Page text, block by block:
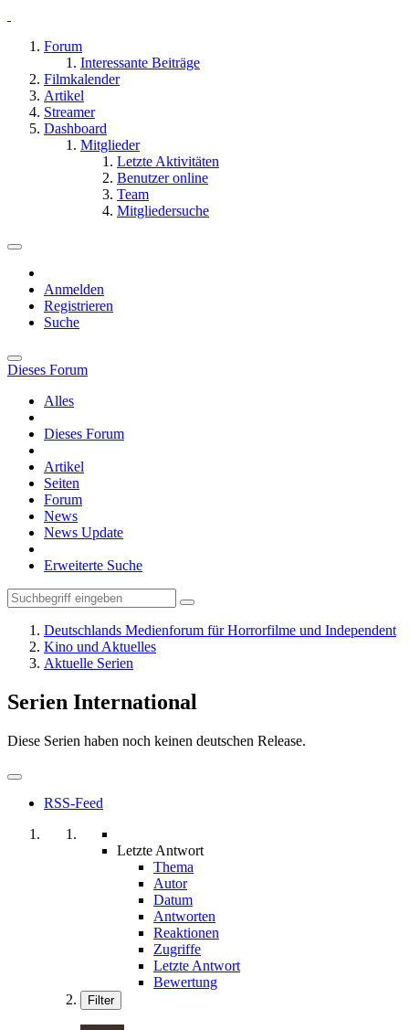
Forum
Interessante Beiträge
Filmkalender
Artikel
Streamer
Dashboard
Mitglieder
Letzte Aktivitäten
Benutzer online
Team
Mitgliedersuche
Anmelden
Registrieren
Suche
Dieses Forum
Alles
Dieses Forum
Artikel
Seiten
Forum
News
News Update
Erweiterte Suche
Deutschlands Medienforum für Horrorfilme und Independent
Kino und Aktuelles
Aktuelle Serien
Serien International
Diese Serien haben noch keinen deutschen Release.
RSS-Feed
Letzte Antwort
Thema
Autor
Datum
Antworten
Reaktionen
Zugriffe
Letzte Antwort
Bewertung
Filter